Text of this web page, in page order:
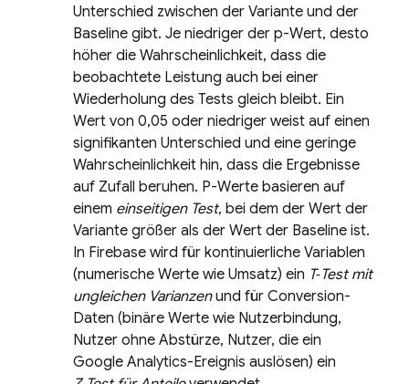
Unterschied zwischen der Variante und der
Baseline gibt. Je niedriger der p-Wert, desto
höher die Wahrscheinlichkeit, dass die
beobachtete Leistung auch bei einer
Wiederholung des Tests gleich bleibt. Ein
Wert von 0,05 oder niedriger weist auf einen
signifikanten Unterschied und eine geringe
Wahrscheinlichkeit hin, dass die Ergebnisse
auf Zufall beruhen. P-Werte basieren auf
einem einseitigen Test, bei dem der Wert der
Variante größer als der Wert der Baseline ist.
In Firebase wird für kontinuierliche Variablen
(numerische Werte wie Umsatz) ein T‑Test mit
ungleichen Varianzenund für Conversion-
Daten (binäre Werte wie Nutzerbindung,
Nutzer ohne Abstürze, Nutzer, die ein
Google Analytics-Ereignis auslösen) ein